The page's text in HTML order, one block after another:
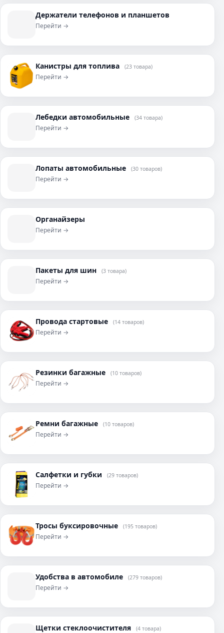
Держатели телефонов и планшетов
Перейти →
Канистры для топлива (23 товара)
Перейти →
Лебедки автомобильные (34 товара)
Перейти →
Лопаты автомобильные (30 товаров)
Перейти →
Органайзеры
Перейти →
Пакеты для шин (3 товара)
Перейти →
Провода стартовые (14 товаров)
Перейти →
Резинки багажные (10 товаров)
Перейти →
Ремни багажные (10 товаров)
Перейти →
Салфетки и губки (29 товаров)
Перейти →
Тросы буксировочные (195 товаров)
Перейти →
Удобства в автомобиле (279 товаров)
Перейти →
Щетки стеклоочистителя (4 товара)